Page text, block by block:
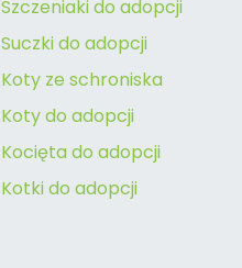
Szczeniaki do adopcji
Suczki do adopcji
Koty ze schroniska
Koty do adopcji
Kocięta do adopcji
Kotki do adopcji